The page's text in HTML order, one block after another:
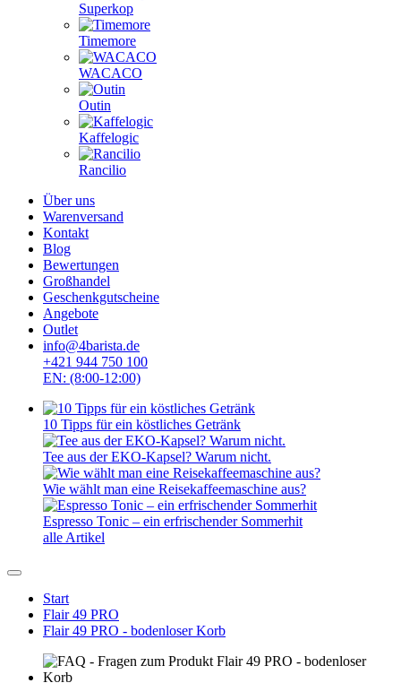
Superkop
Timemore
WACACO
Outin
Kaffelogic
Rancilio
Über uns
Warenversand
Kontakt
Blog
Bewertungen
Großhandel
Geschenkgutscheine
Angebote
Outlet
info@4barista.de
+421 944 750 100
EN: (8:00-12:00)
10 Tipps für ein köstliches Getränk
Tee aus der EKO-Kapsel? Warum nicht.
Wie wählt man eine Reisekaffeemaschine aus?
Espresso Tonic – ein erfrischender Sommerhit
alle Artikel
Start
Flair 49 PRO
Flair 49 PRO - bodenloser Korb